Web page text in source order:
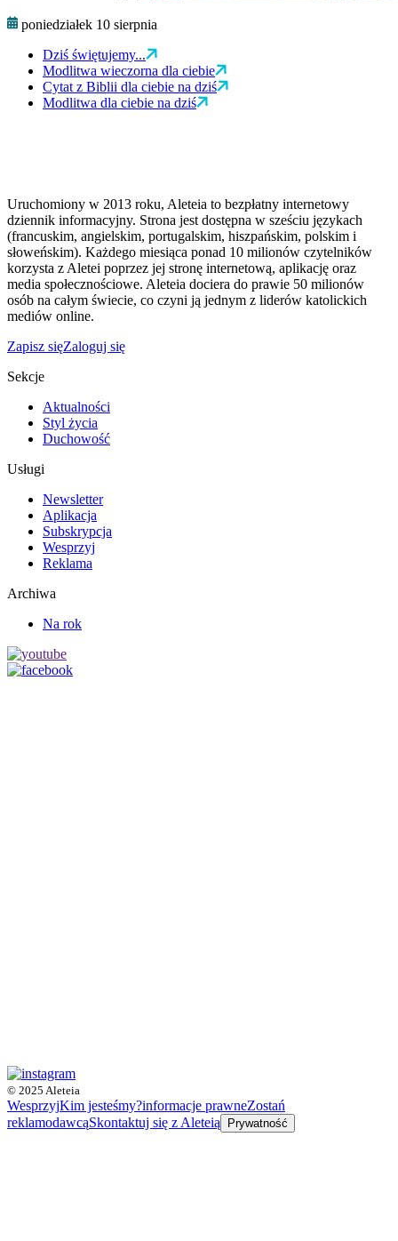
poniedziałek 10 sierpnia
Dziś świętujemy...
Modlitwa wieczorna dla ciebie
Cytat z Biblii dla ciebie na dziś
Modlitwa dla ciebie na dziś
Uruchomiony w 2013 roku, Aleteia to bezpłatny internetowy
dziennik informacyjny. Strona jest dostępna w sześciu językach
(francuskim, angielskim, portugalskim, hiszpańskim, polskim i
słoweńskim). Każdego miesiąca ponad 10 milionów czytelników
korzysta z Aletei poprzez jej stronę internetową, aplikację oraz
media społecznościowe. Aleteia dociera do prawie 50 milionów
osób na całym świecie, co czyni ją jednym z liderów katolickich
mediów online.
Zapisz sięZaloguj się
Sekcje
Aktualności
Styl życia
Duchowość
Usługi
Newsletter
Aplikacja
Subskrypcja
Wesprzyj
Reklama
Archiwa
Na rok
© 2025 Aleteia
WesprzyjKim jesteśmy?informacje prawneZostań
reklamodawcąSkontaktuj się z Aleteią Prywatność